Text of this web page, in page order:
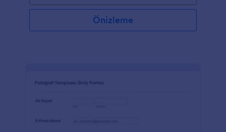
Önizleme